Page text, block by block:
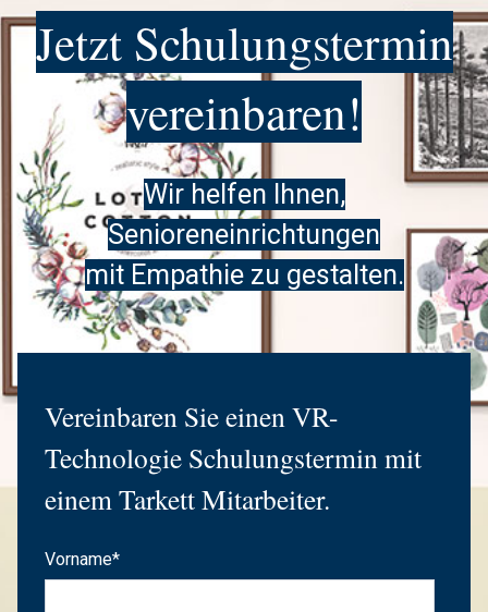
Jetzt Schulungstermin
vereinbaren!
Wir helfen Ihnen,
Senioreneinrichtungen
mit Empathie zu gestalten.
Vereinbaren Sie einen VR-
Technologie Schulungstermin mit
einem Tarkett Mitarbeiter.
Vorname*